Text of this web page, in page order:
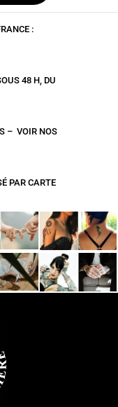
:
48 H, DU
– VOIR NOS
PAR CARTE